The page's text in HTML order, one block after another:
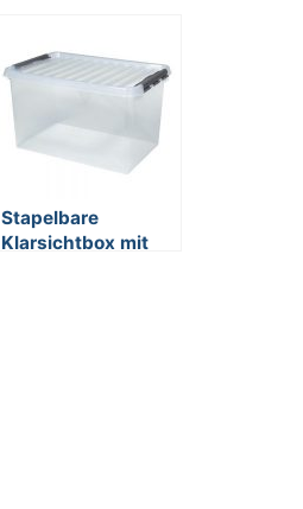
Stapelbare
Klarsichtbox mit